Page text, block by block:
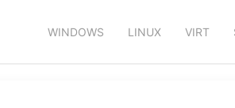
WINDOWS LINUX VIRT